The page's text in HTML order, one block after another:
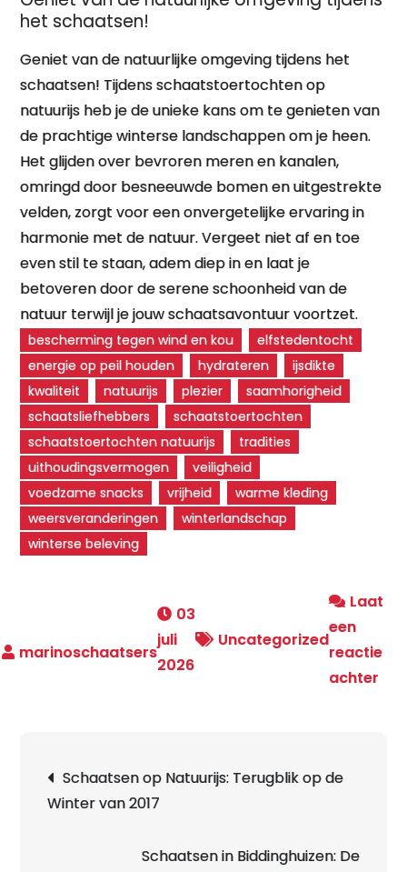
het schaatsen!
Geniet van de natuurlijke omgeving tijdens het
schaatsen! Tijdens schaatstoertochten op
natuurijs heb je de unieke kans om te genieten van
de prachtige winterse landschappen om je heen.
Het glijden over bevroren meren en kanalen,
omringd door besneeuwde bomen en uitgestrekte
velden, zorgt voor een onvergetelijke ervaring in
harmonie met de natuur. Vergeet niet af en toe
even stil te staan, adem diep in en laat je
betoveren door de serene schoonheid van de
natuur terwijl je jouw schaatsavontuur voortzet.
bescherming tegen wind en kou
elfstedentocht
energie op peil houden
hydrateren
ijsdikte
kwaliteit
natuurijs plezier
saamhorigheid
schaatsliefhebbers
schaatstoertochten
schaatstoertochten natuurijs
tradities
uithoudingsvermogen
veiligheid
voedzame snacks
vrijheid
warme kleding
weersveranderingen
winterlandschap
winterse beleving
03
juli
2026
Uncategorized
Laat
een
reactie
achter
Schaatsen op Natuurijs: Terugblik op de
Winter van 2017
Schaatsen in Biddinghuizen: De